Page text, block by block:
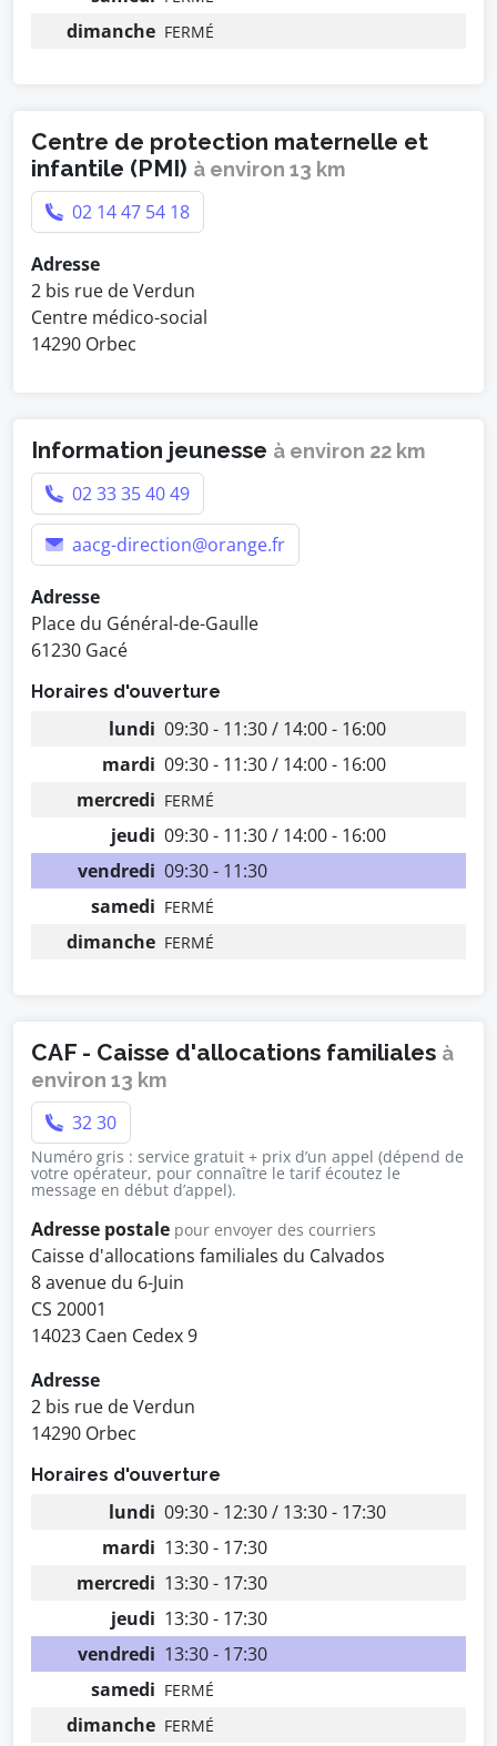
dimanche FERMÉ
Centre de protection maternelle et
infantile (PMI) à environ 13 km
02 14 47 54 18
Adresse
2 bis rue de Verdun
Centre médico-social
14290 Orbec
Information jeunesse à environ 22 km
02 33 35 40 49
aacg-direction@orange.fr
Adresse
Place du Général-de-Gaulle
61230 Gacé
Horaires d'ouverture
lundi 09:30 - 11:30 / 14:00 - 16:00
mardi 09:30 - 11:30 / 14:00 - 16:00
mercredi FERMÉ
jeudi 09:30 - 11:30 / 14:00 - 16:00
vendredi 09:30 - 11:30
samedi FERMÉ
dimanche FERMÉ
CAF - Caisse d'allocations familiales à
environ 13 km
32 30
Numéro gris : service gratuit + prix d’un appel (dépend de
votre opérateur, pour connaître le tarif écoutez le
message en début d’appel).
Adresse postale pour envoyer des courriers
Caisse d'allocations familiales du Calvados
8 avenue du 6-Juin
CS 20001
14023 Caen Cedex 9
Adresse
2 bis rue de Verdun
14290 Orbec
Horaires d'ouverture
lundi 09:30 - 12:30 / 13:30 - 17:30
mardi 13:30 - 17:30
mercredi 13:30 - 17:30
jeudi 13:30 - 17:30
vendredi 13:30 - 17:30
samedi FERMÉ
dimanche FERMÉ